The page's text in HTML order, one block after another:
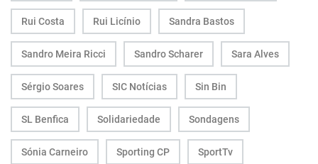
Rui Costa Rui Licínio Sandra Bastos
Sandro Meira Ricci Sandro Scharer Sara Alves
Sérgio Soares SIC Notícias Sin Bin
SL Benfica Solidariedade Sondagens
Sónia Carneiro Sporting CP SportTv